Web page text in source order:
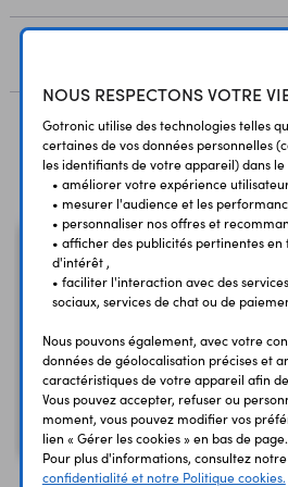
Vous avez
Transistor IRF830
NOUS RESPECTONS VOTRE
Gotronic utilise des technologies telles
certaines de vos données personnelles
les identifiants de votre appareil) dans le
• améliorer votre expérience
• mesurer l'audience et les
• personnaliser nos offres et
• afficher des publicités pertinentes en
d'intérêt ,
• faciliter l'interaction avec des
sociaux, services de chat ou de
Nous pouvons également, avec votre
données de géolocalisation précises et
caractéristiques de votre appareil afin
Vous pouvez accepter, refuser ou
moment, vous pouvez modifier vos
lien « Gérer les cookies » en bas de page.
Pour plus d'informations, consultez notre
confidentialité et notre Politique cookies.